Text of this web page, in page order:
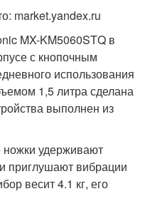
market.yandex.ru
MX-KM5060STQ в
с кнопочным
использования
1,5 литра сделана
выполнен из
удерживают
приглушают вибрации
весит 4.1 кг, его